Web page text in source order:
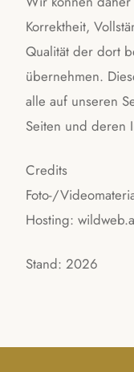
Korrektheit,
Qualität der dort
übernehmen.
alle auf unseren
Seiten und deren
Credits
Foto-/
Hosting:
Stand: 2026